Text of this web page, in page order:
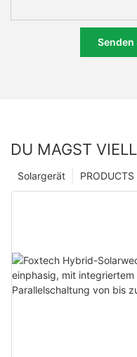
Senden
DU MAGST
PRODUCTS
Solargerät